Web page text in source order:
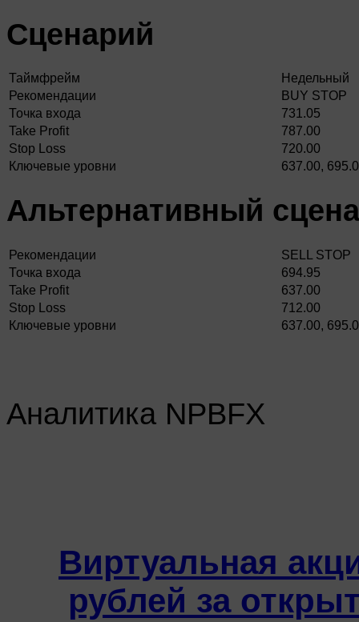
Сценарий
Таймфрейм
Недельный
Рекомендации
BUY STOP
Точка входа
731.05
Take Profit
787.00
Stop Loss
720.00
Ключевые уровни
637.00,
Альтернативный
Рекомендации
SELL STOP
Точка входа
694.95
Take Profit
637.00
Stop Loss
712.00
Ключевые уровни
637.00,
Аналитика NPBFX
Виртуальная
рублей за